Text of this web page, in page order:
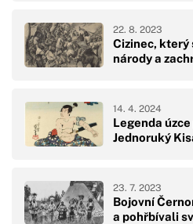
Cizinec,
národy a
22. 8. 2023
Legenda
Jednoruký
14. 4. 2024
Bojovní
a pohřbívali
23. 7. 2023